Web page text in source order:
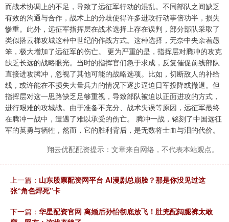
而战术协调上的不足，导致了远征军行动的混乱。不同部队之间缺乏
有效的沟通与合作，战术上的分歧使得许多进攻行动事倍功半，损失
惨重。此外，远征军指挥层在战术选择上存在误判，部分部队采取了
类似搭云梯攻城这种中世纪的作战方式。这种选择，无奈中夹杂着愚
笨，极大增加了远征军的伤亡。 更为严重的是，指挥层对腾冲的攻克
缺乏长远的战略眼光。当时的指挥官们急于求成，反复催促前线部队
直接进攻腾冲，忽视了其他可能的战略选项。比如，切断敌人的补给
线，或许能在不损失大量兵力的情况下逐步逼迫日军投降或撤退。但
指挥层对这一思路缺乏足够重视，导致部队被迫以正面进攻的方式，
进行艰难的攻城战。由于准备不充分、战术失误等原因，远征军最终
在腾冲一战中，遭遇了难以承受的伤亡。 腾冲一战，铭刻了中国远征
军的英勇与牺牲，然而，它的胜利背后，是无数将士血与泪的代价。
翔云优配配资提示：文章来自网络，不代表本站观点。
上一篇： 山东股票配资网平台 AI漫剧总崩脸？那是你没见过这
张“角色焊死”卡
下一篇： 华星配资官网 离婚后孙怡彻底放飞！肚兜配阔腿裤太敢